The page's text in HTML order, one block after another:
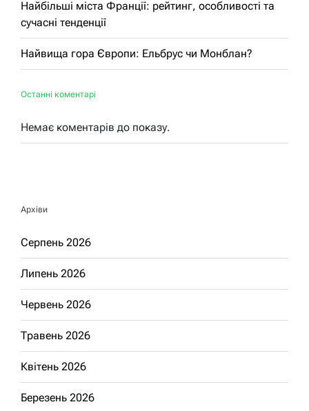
Найбільші міста Франції: рейтинг, особливості та
сучасні тенденції
Найвища гора Європи: Ельбрус чи Монблан?
Останні коментарі
Немає коментарів до показу.
Архіви
Серпень 2026
Липень 2026
Червень 2026
Травень 2026
Квітень 2026
Березень 2026